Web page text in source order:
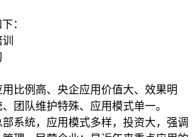
：
比例高、央企应用价值大、效果明
团队维护特殊、应用模式单一。
系统，应用模式多样，投资大，强调